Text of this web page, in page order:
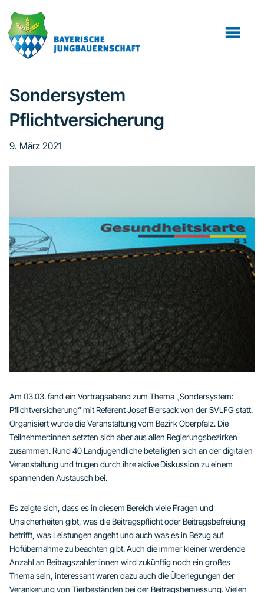
Inhalt
springen
Seitenspalte
springen
Fußzeile
springen
Sondersystem
Pflichtversicherung
9. März 2021
Am 03.03. fand ein Vortragsabend zum Thema „Sondersystem:
Pflichtversicherung“ mit Referent Josef Biersack von der SVLFG statt.
Organisiert wurde die Veranstaltung vom Bezirk Oberpfalz. Die
Teilnehmer:innen setzten sich aber aus allen Regierungsbezirken
zusammen. Rund 40 Landjugendliche beteiligten sich an der digitalen
Veranstaltung und trugen durch ihre aktive Diskussion zu einem
spannenden Austausch bei.
Es zeigte sich, dass es in diesem Bereich viele Fragen und
Unsicherheiten gibt, was die Beitragspflicht oder Beitragsbefreiung
betrifft, was Leistungen angeht und auch was es in Bezug auf
Hofübernahme zu beachten gibt. Auch die immer kleiner werdende
Anzahl an Beitragszahler:innen wird zukünftig noch ein großes
Thema sein, interessant waren dazu auch die Überlegungen der
Verankerung von Tierbeständen bei der Beitragsbemessung. Vielen